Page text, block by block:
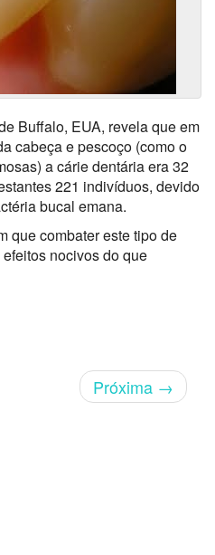
Buffalo, EUA, revela que em
cabeça e pescoço (como o
a cárie dentária era 32
221 indivíduos, devido
bucal emana.
que combater este tipo de
nocivos do que
Próxima →